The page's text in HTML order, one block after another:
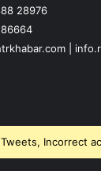
28976
|
Incorrect